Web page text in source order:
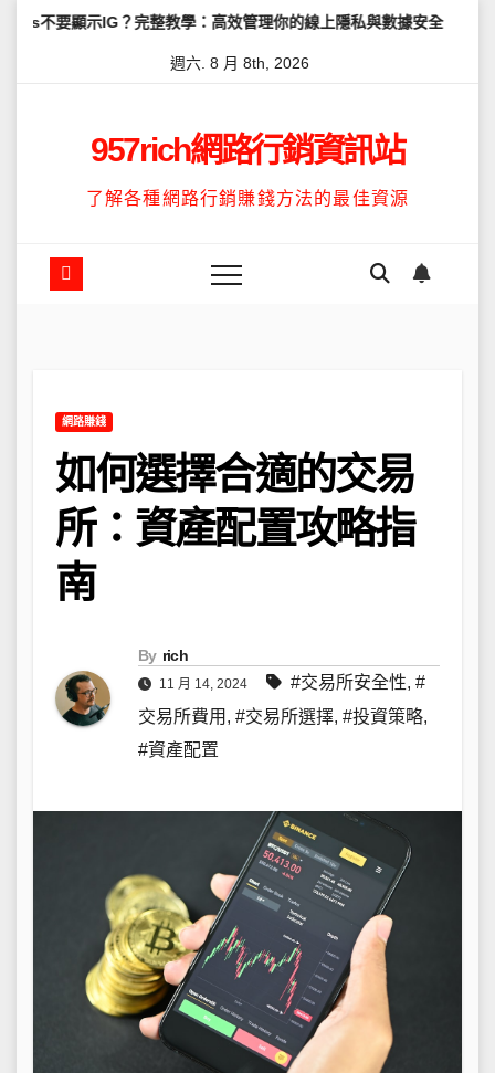
完整教學：高效管理你的線上隱私與數據安全 怎麼讓Threads
週六. 8 月 8th, 2026
957rich網路行銷資訊站
了解各種網路行銷賺錢方法的最佳資源
網路賺錢
如何選擇合適的交易
所：資產配置攻略指
南
By rich
11 月 14, 2024 #交易所安全性, #
交易所費用 , #交易所選擇, #投資策略,
#資產配置